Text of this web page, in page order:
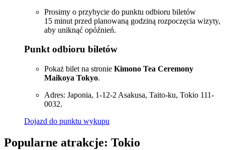
Prosimy o przybycie do punktu odbioru biletów
15 minut przed planowaną godziną rozpoczęcia wizyty,
aby uniknąć opóźnień.
Punkt odbioru biletów
Pokaż bilet na stronie Kimono Tea Ceremony
Maikoya Tokyo.
Adres: Japonia, 1-12-2 Asakusa, Taito-ku, Tokio 111-
0032.
Dojazd do punktu wykupu
Popularne atrakcje: Tokio